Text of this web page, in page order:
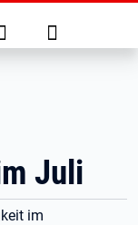
Anmelden
Juli
im